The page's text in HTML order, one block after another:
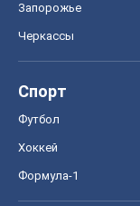
Запорожье
Черкассы
Спорт
Футбол
Хоккей
Формула-1